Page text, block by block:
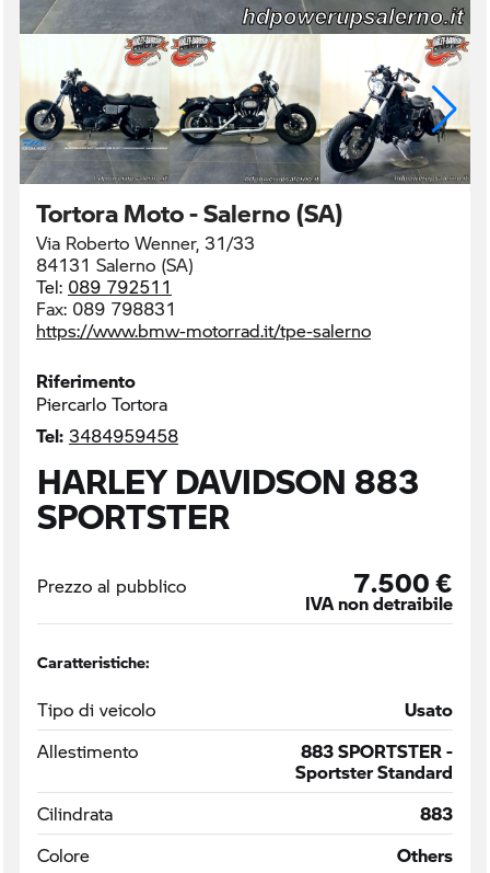
Tortora Moto - Salerno (SA)
Via Roberto Wenner, 31/33
84131 Salerno (SA)
Tel: 089 792511
Fax: 089 798831
https://www.bmw-motorrad.it/tpe-salerno
Riferimento
Piercarlo Tortora
Tel: 3484959458
HARLEY DAVIDSON 883
SPORTSTER
Prezzo al pubblico 7.500 €
IVA non detraibile
Caratteristiche:
Tipo di veicolo
Usato
Allestimento
883 SPORTSTER -
Sportster Standard
Cilindrata
883
Colore
Others